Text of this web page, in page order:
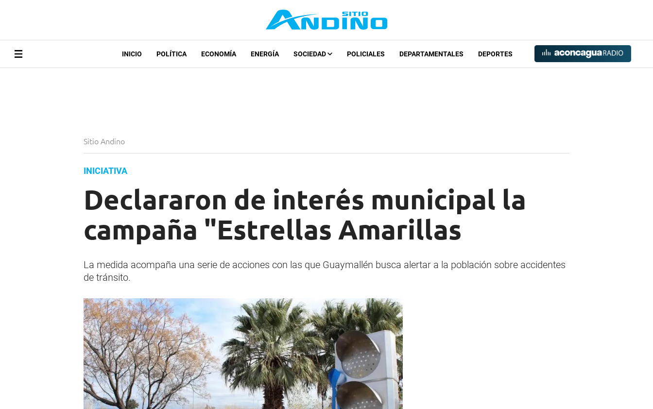
INICIO POLÍTICA ECONOMÍA ENERGÍA SOCIEDAD POLICIALES DEPARTAMENTALES DEPORTES
Sitio Andino
INICIATIVA
Declararon de interés municipal la
campaña "Estrellas Amarillas
La medida acompaña una serie de acciones con las que Guaymallén busca alertar a la población sobre accidentes
de tránsito.